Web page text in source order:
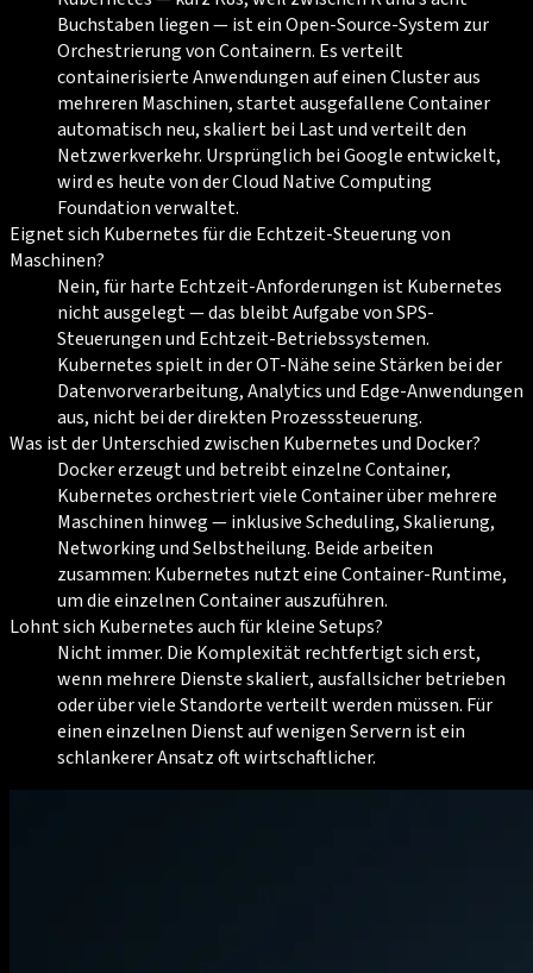
Buchstaben liegen — ist ein Open-Source-System zur
Orchestrierung von Containern. Es verteilt
containerisierte Anwendungen auf einen Cluster aus
mehreren Maschinen, startet ausgefallene Container
automatisch neu, skaliert bei Last und verteilt den
Netzwerkverkehr. Ursprünglich bei Google entwickelt,
wird es heute von der Cloud Native Computing
Foundation verwaltet.
Eignet sich Kubernetes für die Echtzeit-Steuerung von
Maschinen?
Nein, für harte Echtzeit-Anforderungen ist Kubernetes
nicht ausgelegt — das bleibt Aufgabe von SPS-
Steuerungen und Echtzeit-Betriebssystemen.
Kubernetes spielt in der OT-Nähe seine Stärken bei der
Datenvorverarbeitung, Analytics und Edge-Anwendungen
aus, nicht bei der direkten Prozesssteuerung.
Was ist der Unterschied zwischen Kubernetes und Docker?
Docker erzeugt und betreibt einzelne Container,
Kubernetes orchestriert viele Container über mehrere
Maschinen hinweg — inklusive Scheduling, Skalierung,
Networking und Selbstheilung. Beide arbeiten
zusammen: Kubernetes nutzt eine Container-Runtime,
um die einzelnen Container auszuführen.
Lohnt sich Kubernetes auch für kleine Setups?
Nicht immer. Die Komplexität rechtfertigt sich erst,
wenn mehrere Dienste skaliert, ausfallsicher betrieben
oder über viele Standorte verteilt werden müssen. Für
einen einzelnen Dienst auf wenigen Servern ist ein
schlankerer Ansatz oft wirtschaftlicher.